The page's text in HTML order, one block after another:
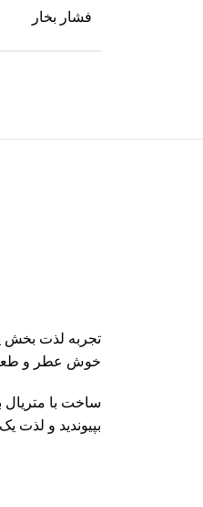
فشار بخار
تجربه لذت بخش
خوش عطر و طعم
ساخت با
بپیوندید و لذت